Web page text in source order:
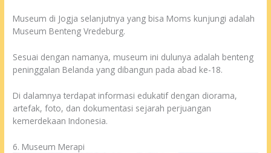
Museum di Jogja selanjutnya yang bisa Moms kunjungi adalah
Museum Benteng Vredeburg.
Sesuai dengan namanya, museum ini dulunya adalah benteng
peninggalan Belanda yang dibangun pada abad ke-18.
Di dalamnya terdapat informasi edukatif dengan diorama,
artefak, foto, dan dokumentasi sejarah perjuangan
kemerdekaan Indonesia.
6. Museum Merapi